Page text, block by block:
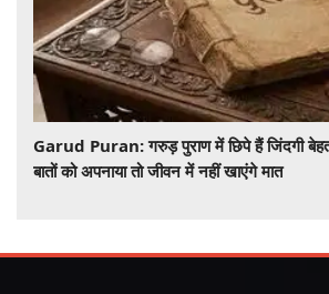
Garud Puran: गरुड़ पुराण में छिपे हैं जिंदगी
बातों को अपनाया तो जीवन में नहीं खाएंगे मात